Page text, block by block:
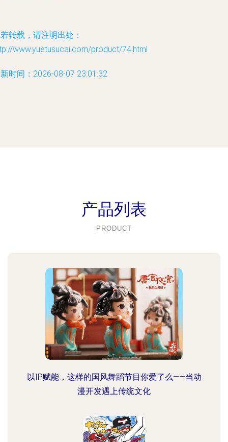
转载，请注明出处：
www.yuetusucai.com/product/74.html
时间：2026-08-07 23:01:32
产品列表
PRODUCT
以IP赋能，这样的国风舞蹈节目你爱了么——当动
漫开发遇上传统文化